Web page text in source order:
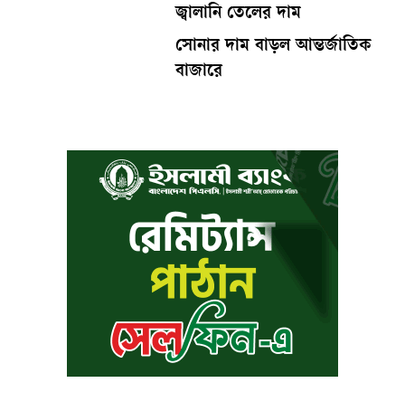
জ্বালানি তেলের দাম
সোনার দাম বাড়ল আন্তর্জাতিক
বাজারে